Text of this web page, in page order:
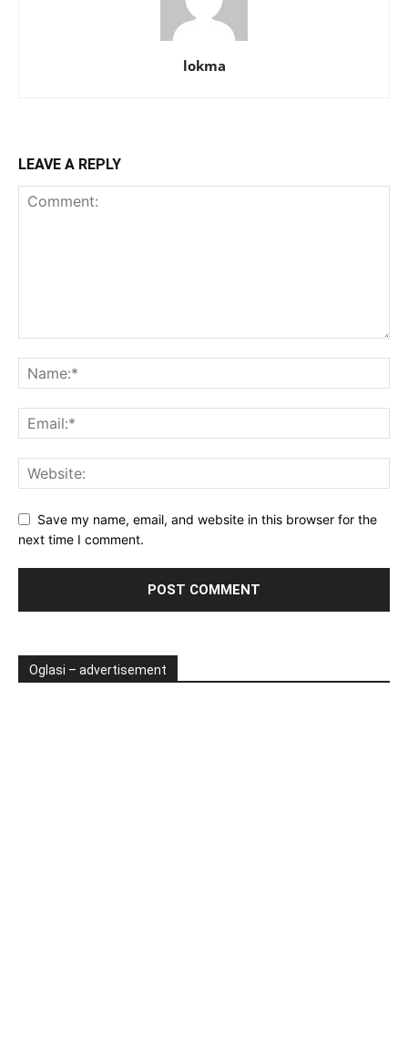
lokma
LEAVE A REPLY
Save my name, email, and website in this browser for the
next time I comment.
Oglasi – advertisement